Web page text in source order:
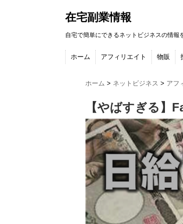
在宅副業情報
自宅で簡単にできるネットビジネスの情報
ホーム アフィリエイト 物販
ホーム > ネットビジネス > アフ
【やばすぎる】